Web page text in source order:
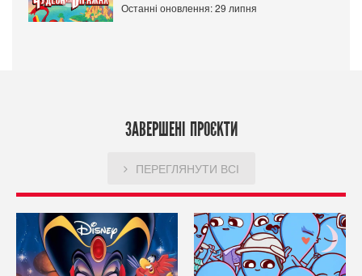
Останні оновлення: 29 липня
ЗАВЕРШЕНІ ПРОЄКТИ
ПЕРЕГЛЯНУТИ ВСІ